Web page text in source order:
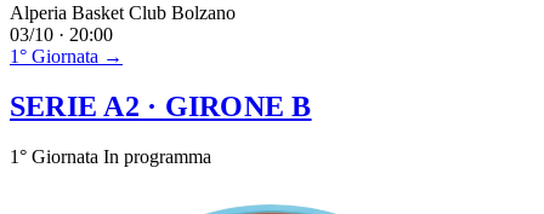
Alperia Basket Club Bolzano
03/10 · 20:00
1° Giornata →
SERIE A2 · GIRONE B
1° Giornata In programma